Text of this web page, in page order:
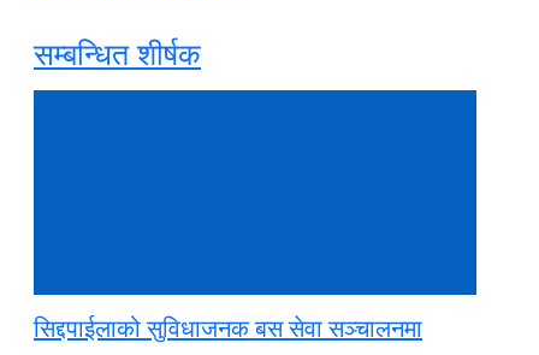
सम्बन्धित शीर्षक
सिद्दपाईलाको सुविधाजनक बस सेवा सञ्चालनमा